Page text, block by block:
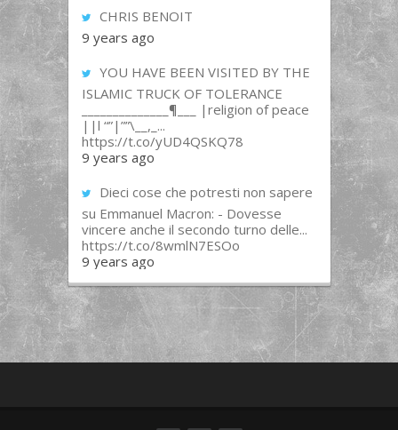
CHRIS BENOIT
9 years ago
YOU HAVE BEEN VISITED BY THE
ISLAMIC TRUCK OF TOLERANCE
______________¶___ |religion of peace
||l “”|””\__,_...
https://t.co/yUD4QSKQ78
9 years ago
Dieci cose che potresti non sapere
su Emmanuel Macron: - Dovesse
vincere anche il secondo turno delle...
https://t.co/8wmlN7ESOo
9 years ago